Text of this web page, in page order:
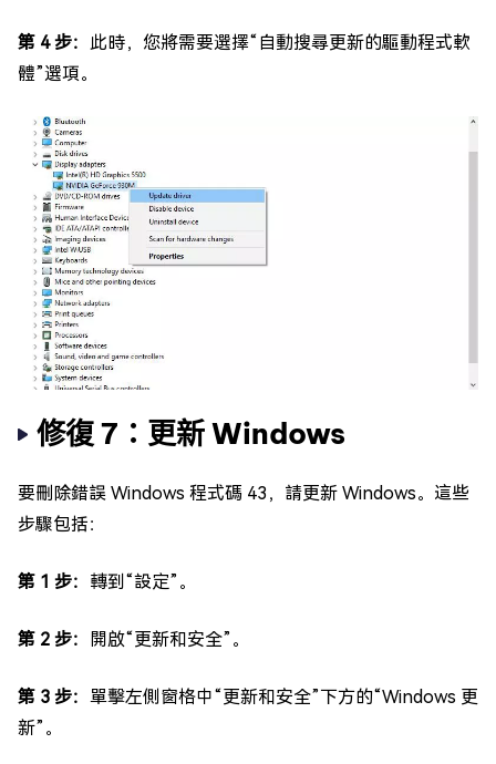
第 4 步：
此時，您將需要選擇“自動搜尋更新的驅動程式軟
體”選項。
修復 7：更新 Windows
要刪除錯誤 Windows 程式碼 43，請更新 Windows。這些
步驟包括：
第 1 步： 轉到“設定”。
第 2 步： 開啟“更新和安全”。
第 3 步： 單擊左側窗格中“更新和安全”下方的“Windows 更
新”。